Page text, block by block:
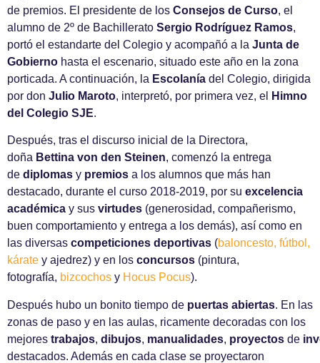
de premios. El presidente de los Consejos de Curso, el
alumno de 2º de Bachillerato Sergio Rodríguez Ramos,
portó el estandarte del Colegio y acompañó a la Junta de
Gobierno hasta el escenario, situado este año en la zona
porticada. A continuación, la Escolanía del Colegio, dirigida
por don Julio Maroto, interpretó, por primera vez, el
Himno
del Colegio SJE.
Después, tras el discurso inicial de la Directora,
doña Bettina von den Steinen, comenzó la entrega
de diplomas y premios a los alumnos que más han
destacado, durante el curso 2018-2019, por su excelencia
académica y sus virtudes (generosidad, compañerismo,
buen comportamiento y entrega a los demás), así como en
las diversas competiciones deportivas (baloncesto, fútbol,
kárate y ajedrez) y en los concursos (pintura,
fotografía, bizcochos y Hocus Pocus).
Después hubo un bonito tiempo de puertas abiertas. En las
zonas de paso y en las aulas, ricamente decoradas con los
mejores trabajos, dibujos, manualidades, proyectos de
destacados. Además en cada clase se proyectaron